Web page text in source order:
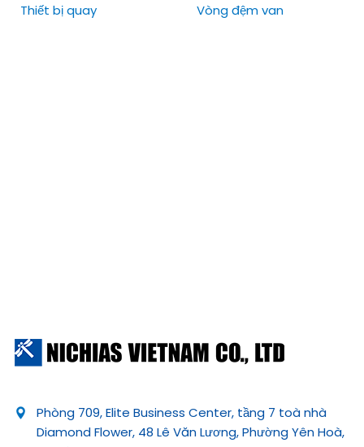
Thiết bị quay Vòng đệm van
Phòng 709, Elite Business Center, tầng 7 toà nhà
Diamond Flower, 48 Lê Văn Lương, Phường Yên Hoà,